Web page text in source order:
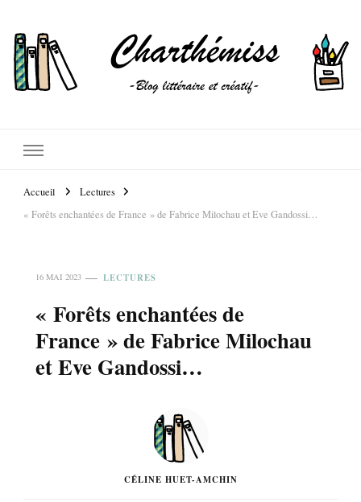
Accueil
Lectures
« Forêts enchantées de France » de Fabrice Milochau et Eve Gandossi…
16 MAI 2023 LECTURES
« Forêts enchantées de
France » de Fabrice Milochau
et Eve Gandossi…
CÉLINE HUET-AMCHIN